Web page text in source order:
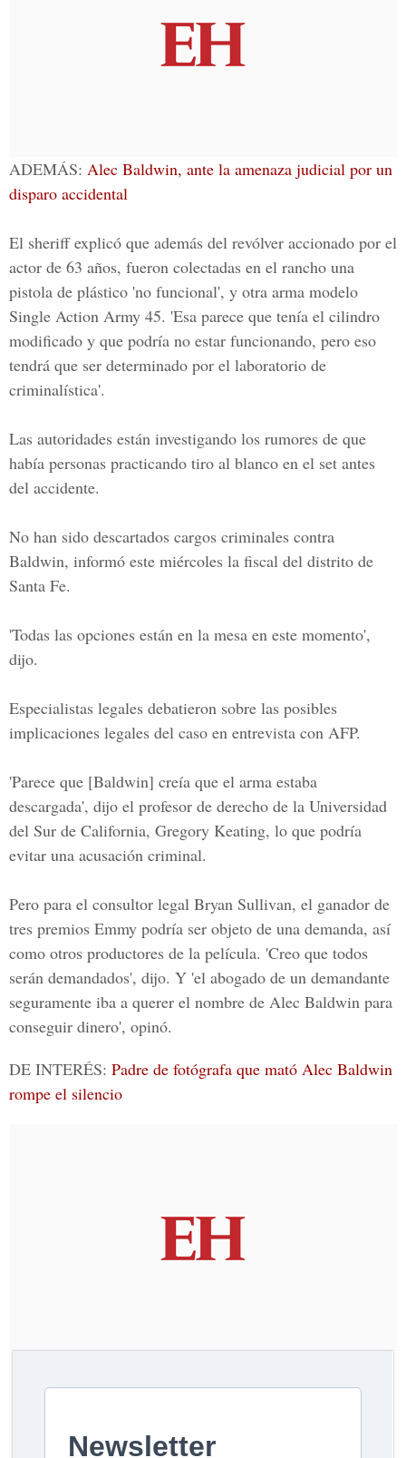
ADEMÁS: Alec Baldwin, ante la amenaza judicial por un
disparo accidental
El sheriff explicó que además del revólver accionado por el
actor de 63 años, fueron colectadas en el rancho una
pistola de plástico 'no funcional', y otra arma modelo
Single Action Army 45. 'Esa parece que tenía el cilindro
modificado y que podría no estar funcionando, pero eso
tendrá que ser determinado por el laboratorio de
criminalística'.
Las autoridades están investigando los rumores de que
había personas practicando tiro al blanco en el set antes
del accidente.
No han sido descartados cargos criminales contra
Baldwin, informó este miércoles la fiscal del distrito de
Santa Fe.
'Todas las opciones están en la mesa en este momento',
dijo.
Especialistas legales debatieron sobre las posibles
implicaciones legales del caso en entrevista con AFP.
'Parece que [Baldwin] creía que el arma estaba
descargada', dijo el profesor de derecho de la Universidad
del Sur de California, Gregory Keating, lo que podría
evitar una acusación criminal.
Pero para el consultor legal Bryan Sullivan, el ganador de
tres premios Emmy podría ser objeto de una demanda, así
como otros productores de la película. 'Creo que todos
serán demandados', dijo. Y 'el abogado de un demandante
seguramente iba a querer el nombre de Alec Baldwin para
conseguir dinero', opinó.
DE INTERÉS: Padre de fotógrafa que mató Alec Baldwin
rompe el silencio